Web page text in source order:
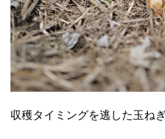
収穫タイミングを逃した玉ね